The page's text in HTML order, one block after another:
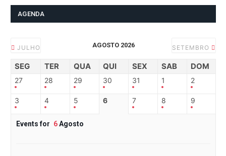
AGENDA
JULHO AGOSTO 2026 SETEMBRO
SEG TER QUA QUI SEX SAB DOM
27 28 29 30 31 1 2
3 4 5 6 7 8 9
Events for 6Agosto